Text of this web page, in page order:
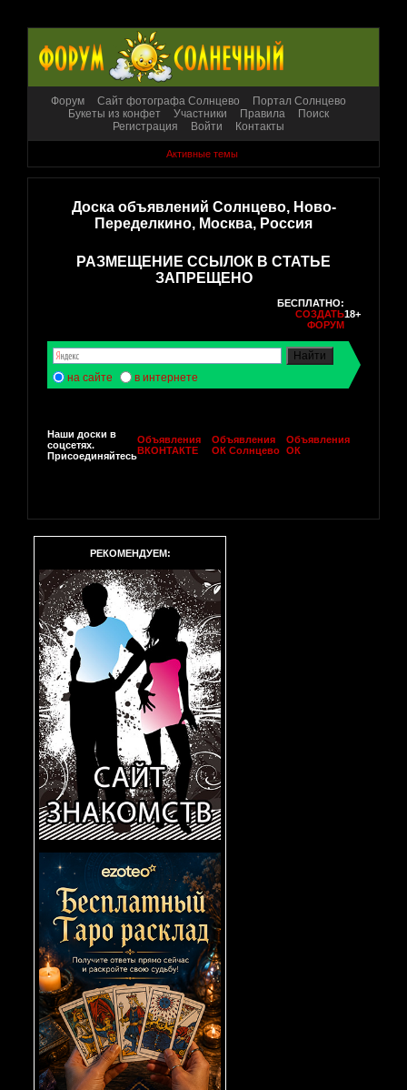
Форум Сайт фотографа Солнцево
Портал Солнцево
Букеты из конфет
Участники Правила
Поиск
Регистрация
Войти Контакты
Активные темы
Доска объявлений Солнцево, Ново-
Переделкино, Москва, Россия
РАЗМЕЩЕНИЕ ССЫЛОК В СТАТЬЕ
ЗАПРЕЩЕНО
БЕСПЛАТНО:
СОЗДАТЬ
ФОРУМ
18+
на сайте в интернете
Наши доски в
соцсетях.
Присоединяйтесь
Объявления
ВКОНТАКТЕ
Объявления
ОК Солнцево
Объявления
ОК
РЕКОМЕНДУЕМ: